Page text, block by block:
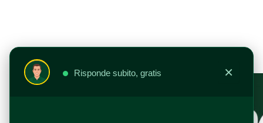
Risponde subito, gratis ×